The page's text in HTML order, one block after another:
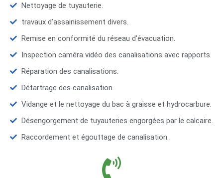
Nettoyage de tuyauterie.
travaux d’assainissement divers.
Remise en conformité du réseau d'évacuation.
Inspection caméra vidéo des canalisations avec rapports.
Réparation des canalisations.
Détartrage des canalisation.
Vidange et le nettoyage du bac à graisse et hydrocarbure.
Désengorgement de tuyauteries engorgées par le calcaire.
Raccordement et égouttage de canalisation.